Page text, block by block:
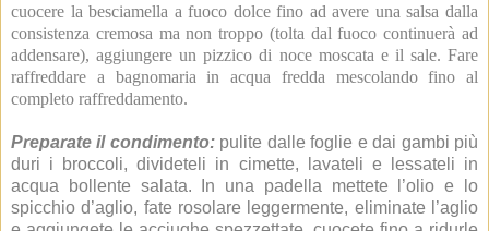
cuocere la besciamella a fuoco dolce fino ad avere una salsa dalla
consistenza cremosa ma non troppo (tolta dal fuoco continuerà ad
addensare), aggiungere un pizzico di noce moscata e il sale. Fare
raffreddare a bagnomaria in acqua fredda mescolando fino al
completo raffreddamento.
Preparate il condimento:pulite dalle foglie e dai gambi più
duri i broccoli, divideteli in cimette, lavateli e lessateli in
acqua bollente salata. In una padella mettete l’olio e lo
spicchio d’aglio, fate rosolare leggermente, eliminate l’aglio